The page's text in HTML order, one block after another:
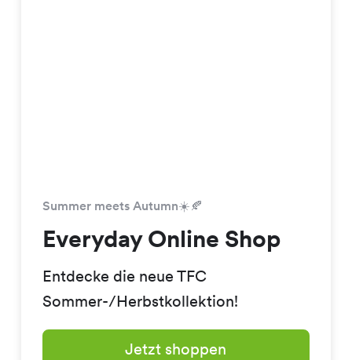
Summer meets Autumn☀️🍂
Everyday Online Shop
Entdecke die neue TFC
Sommer-/Herbstkollektion!
Jetzt shoppen